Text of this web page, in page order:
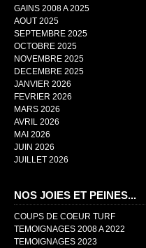
GAINS 2008 A 2025
AOUT 2025
SEPTEMBRE 2025
OCTOBRE 2025
NOVEMBRE 2025
DECEMBRE 2025
JANVIER 2026
FEVRIER 2026
MARS 2026
AVRIL 2026
MAI 2026
JUIN 2026
JUILLET 2026
NOS JOIES ET PEINES...
COUPS DE COEUR TURF
TEMOIGNAGES 2008 A 2022
TEMOIGNAGES 2023